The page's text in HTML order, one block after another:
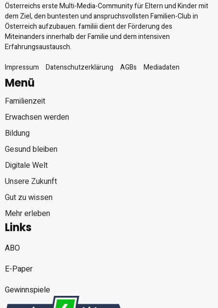
Österreichs erste Multi-Media-Community für Eltern und Kinder mit
dem Ziel, den buntesten und anspruchsvollsten Familien-Club in
Österreich aufzubauen. familiii dient der Förderung des
Miteinanders innerhalb der Familie und dem intensiven
Erfahrungsaustausch.
Impressum
Datenschutzerklärung AGBs Mediadaten
Menü
Familienzeit
Erwachsen werden
Bildung
Gesund bleiben
Digitale Welt
Unsere Zukunft
Gut zu wissen
Mehr erleben
Links
ABO
E-Paper
Gewinnspiele